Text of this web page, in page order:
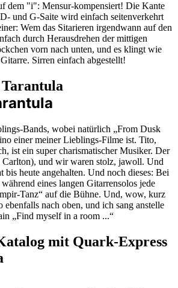
dem "i": Mensur-kompensiert! Die Kante
und G-Saite wird einfach seitenverkehrt
Wem das Sitarieren irgendwann auf den
durch Herausdrehen der mittigen
vorn nach unten, und es klingt wie
Sirren einfach abgestellt!
Bands, wobei natürlich „From Dusk
einer meiner Lieblings-Filme ist. Tito,
ist ein super charismatischer Musiker. Der
und wir waren stolz, jawoll. Und
bis heute angehalten. Und noch dieses: Bei
eines langen Gitarrensolos jede
Tanz“ auf die Bühne. Und, wow, kurz
nach oben, und ich sang anstelle
„Find myself in a room ...“
mit Quark-Express